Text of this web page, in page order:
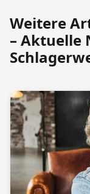
Weitere
– Aktuelle